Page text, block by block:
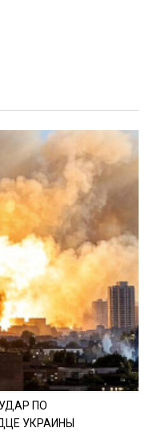
ПО
УКРАИНЫ